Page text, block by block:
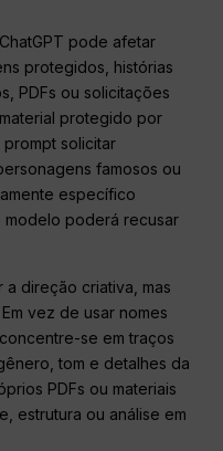
pode afetar
protegidos, histórias
PDFs ou solicitações
protegido por
prompt solicitar
famosos ou
específico
poderá recusar
a direção criativa, mas
vez de usar nomes
se em traços
tom e detalhes da
PDFs ou materiais
estrutura ou análise em